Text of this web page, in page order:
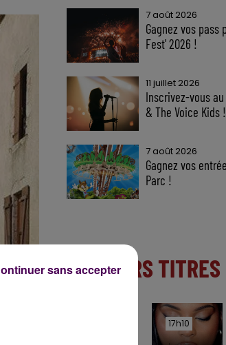
7 août 2026
Gagnez vos pass
Fest' 2026 !
11 juillet 2026
Inscrivez-vous
& The Voice Kids !
7 août 2026
Gagnez vos
Parc !
DERNIERS TITRES
17h10
17h10
sans accepter